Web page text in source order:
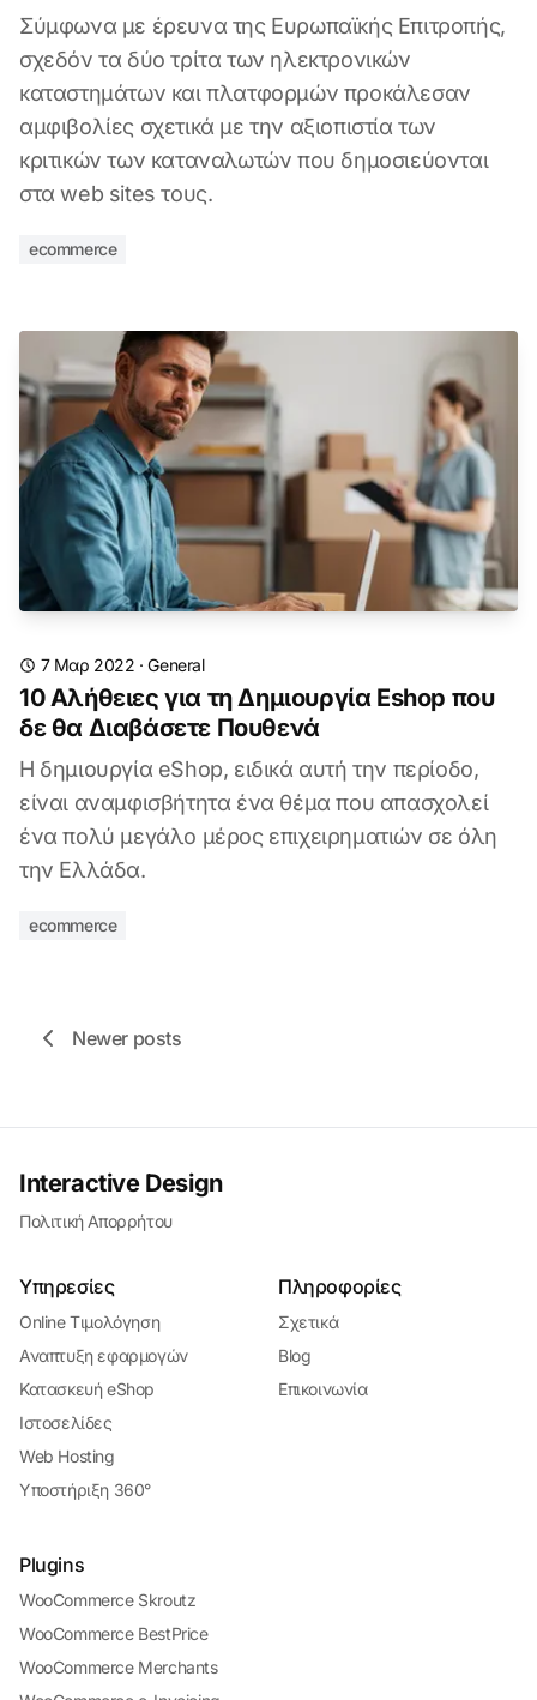
Σύμφωνα με έρευνα της Ευρωπαϊκής Επιτροπής,
σχεδόν τα δύο τρίτα των ηλεκτρονικών
καταστημάτων και πλατφορμών προκάλεσαν
αμφιβολίες σχετικά με την αξιοπιστία των
κριτικών των καταναλωτών που δημοσιεύονται
στα web sites τους.
ecommerce
7 Μαρ 2022 ·General
10 Αλήθειες για τη Δημιουργία Eshop που
δε θα Διαβάσετε Πουθενά
Η δημιουργία eShop, ειδικά αυτή την περίοδο,
είναι αναμφισβήτητα ένα θέμα που απασχολεί
ένα πολύ μεγάλο μέρος επιχειρηματιών σε όλη
την Ελλάδα.
ecommerce
Newer posts
Interactive Design
Πολιτική Απορρήτου
Υπηρεσίες
Online Τιμολόγηση
Αναπτυξη εφαρμογών
Κατασκευή eShop
Ιστοσελίδες
Web Hosting
Υποστήριξη 360°
Πληροφορίες
Σχετικά
Blog
Επικοινωνία
Plugins
WooCommerce Skroutz
WooCommerce BestPrice
WooCommerce Merchants